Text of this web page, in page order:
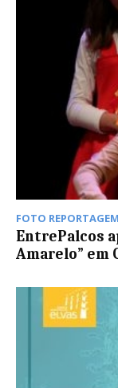
FOTO REPORTAGEM
EntrePalcos
Amarelo” em